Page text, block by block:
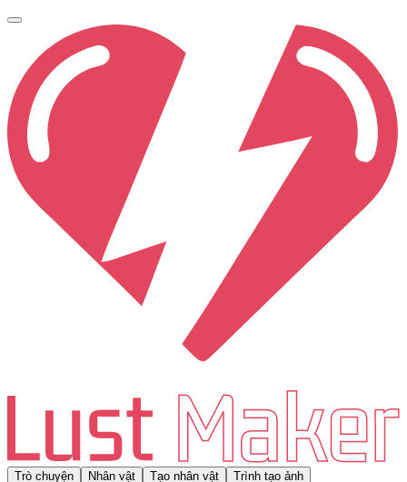
Trò chuyện Nhân vật Tạo nhân vật
Trình tạo ảnh